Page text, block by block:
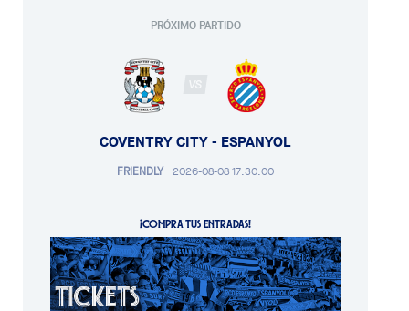
PRÓXIMO PARTIDO
VS
COVENTRY CITY - ESPANYOL
FRIENDLY· 2026-08-08 17:30:00
¡COMPRA TUS ENTRADAS!